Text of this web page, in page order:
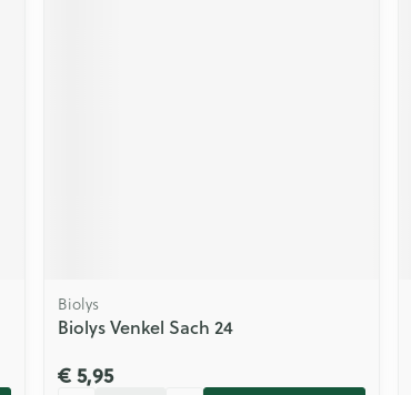
Biolys
Biolys Venkel Sach 24
€ 5,95